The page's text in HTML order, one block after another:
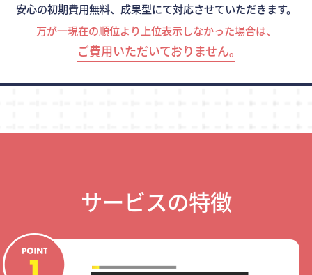
安心の初期費用無料、成果型にて対応させていただきます。
万が一現在の順位より上位表示しなかった場合は、
ご費用いただいておりません｡
サービスの特徴